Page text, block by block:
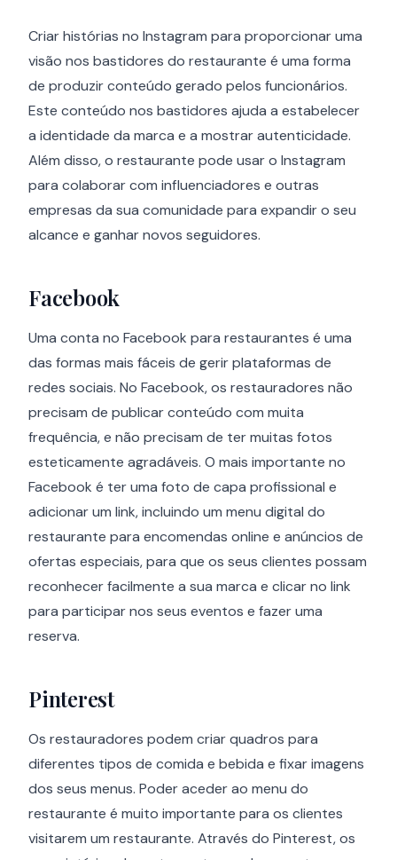
Criar histórias no Instagram para proporcionar uma
visão nos bastidores do restaurante é uma forma
de produzir conteúdo gerado pelos funcionários.
Este conteúdo nos bastidores ajuda a estabelecer
a identidade da marca e a mostrar autenticidade.
Além disso, o restaurante pode usar o Instagram
para colaborar com influenciadores e outras
empresas da sua comunidade para expandir o seu
alcance e ganhar novos seguidores.
Facebook
Uma conta no Facebook para restaurantes é uma
das formas mais fáceis de gerir plataformas de
redes sociais. No Facebook, os restauradores não
precisam de publicar conteúdo com muita
frequência, e não precisam de ter muitas fotos
esteticamente agradáveis. O mais importante no
Facebook é ter uma foto de capa profissional e
adicionar um link, incluindo um menu digital do
restaurante para encomendas online e anúncios de
ofertas especiais, para que os seus clientes possam
reconhecer facilmente a sua marca e clicar no link
para participar nos seus eventos e fazer uma
reserva.
Pinterest
Os restauradores podem criar quadros para
diferentes tipos de comida e bebida e fixar imagens
dos seus menus. Poder aceder ao menu do
restaurante é muito importante para os clientes
visitarem um restaurante. Através do Pinterest, os